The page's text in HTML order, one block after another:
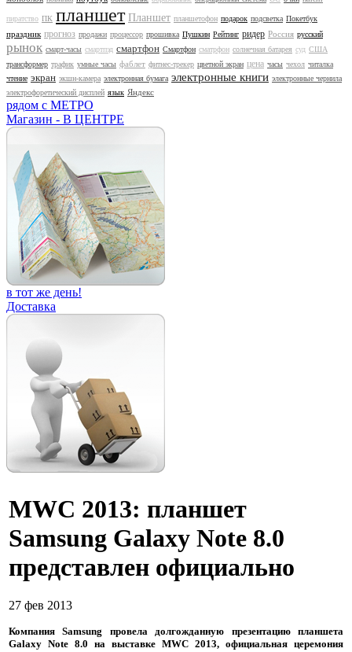
пиратство ПК планшет Планшет планшетофон подарок подсветка Покетбук
праздник прогноз продажи процессор прошивка Пушкин Рейтинг ридер Россия русский
рынок смарт-часы смартпэд смартфон Смартфон сматрфон солнечная батарея суд США
трансформер трафик умные часы фаблет фитнес-трекер цветной экран цена часы чехол читалка
чтение экран экшн-камера электронная бумага электронные книги электронные чернила
электрофоретический дисплей язык Яндекс
рядом с МЕТРО
Магазин - В ЦЕНТРЕ
в тот же день!
Доставка
MWC 2013: планшет
Samsung Galaxy Note 8.0
представлен официально
27 фев 2013
Компания Samsung провела долгожданную презентацию планшета
Galaxy Note 8.0 на выставке MWC 2013, официальная церемония